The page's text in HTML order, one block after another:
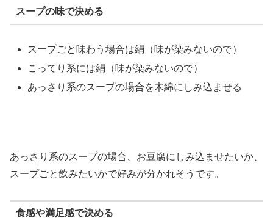
スープの味で決める
スープごと味わう場合は絹（味が染みないので）
こってり系には絹（味が染みないので）
あっさり系のスープの場合を木綿にしみ込ませる
あっさり系のスープの場合、お豆腐にしみ込ませたいか、
スープごと飲みたいかで好みが分かれそうです。
食感や満足感で決める